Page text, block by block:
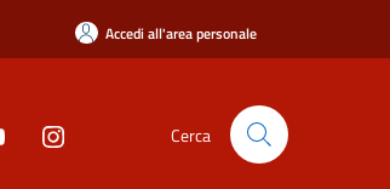
Accedi all'area personale
Cerca